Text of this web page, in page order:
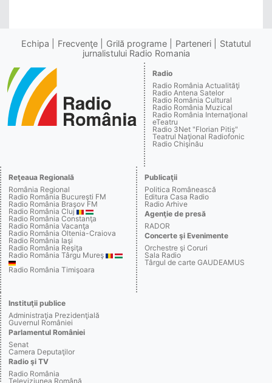
Echipa Frecvenţe Grilă programe Parteneri
Statutul
jurnalistului Radio Romania
Radio
Radio România Actualităţi
Radio Antena Satelor
Radio România Cultural
Radio România Muzical
Radio România Internaţional
eTeatru
Radio 3Net "Florian Pitiş"
Teatrul Naţional Radiofonic
Radio Chişinău
Reţeaua Regională
România Regional
Radio România Bucureşti FM
Radio România Braşov FM
Radio România Cluj
Radio România Constanţa
Radio România Vacanţa
Radio România Oltenia-Craiova
Radio România Iaşi
Radio România Reşiţa
Radio România Târgu Mureş
Radio România Timişoara
Publicaţii
Politica Românească
Editura Casa Radio
Radio Arhive
Agenţie de presă
RADOR
Concerte şi Evenimente
Orchestre şi Coruri
Sala Radio
Târgul de carte GAUDEAMUS
Instituţii publice
Administraţia Prezidenţială
Guvernul României
Parlamentul României
Senat
Camera Deputaţilor
Radio şi TV
Radio România
Televiziunea Română